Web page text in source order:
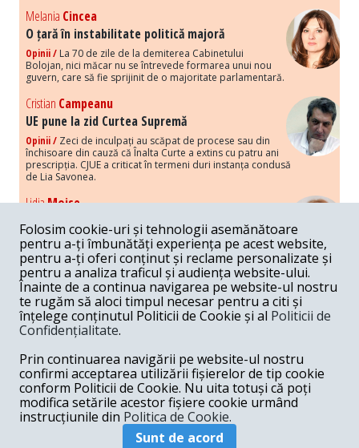
Melania Cincea
O țară în instabilitate politică majoră
Opinii / La 70 de zile de la demiterea Cabinetului
Bolojan, nici măcar nu se întrevede formarea unui nou
guvern, care să fie sprijinit de o majoritate parlamentară.
Cristian Campeanu
UE pune la zid Curtea Supremă
Opinii / Zeci de inculpați au scăpat de procese sau din
închisoare din cauză că Înalta Curte a extins cu patru ani
prescripția. CJUE a criticat în termeni duri instanța condusă
de Lia Savonea.
LidiaMoise
Costurile economice ale haosului politic
Opinii / Economia nu poate rezista cu retorica falsă a
susținerii intereselor poporului, care, de fapt, ascunde
obsesia menținerii privilegiilor și a averilor unor caste.
Melania Cincea
Noi puseuri de xenofobie din partea românilor
„neaoși”
Periodic, în spațiul public sunt voci care lansează
mesaje xenofobe la adresa câte unui politician care deranjează un
anumit grup politico-mediatic, într-un anumit moment.
ArmandGosu
Unirea cu Moldova: modele istorice
Unirea cu Moldova depinde de intensitatea
amenințării haosului și anarhiei de dincolo de Nistru.
Folosim cookie-uri și tehnologii asemănătoare
pentru a-ți îmbunătăți experiența pe acest website,
pentru a-ți oferi conținut și reclame personalizate și
pentru a analiza traficul și audiența website-ului.
Înainte de a continua navigarea pe website-ul nostru
te rugăm să aloci timpul necesar pentru a citi și
înțelege conținutul Politicii de Cookie și al Politicii de
Confidențialitate.
Prin continuarea navigării pe website-ul nostru
confirmi acceptarea utilizării fișierelor de tip cookie
conform Politicii de Cookie. Nu uita totuși că poți
modifica setările acestor fișiere cookie urmând
instrucțiunile din Politica de Cookie.
Sunt de acord